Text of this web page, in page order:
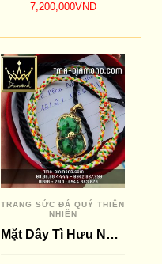
7,200,000VNĐ
THÊM VÀO GIỎ
SO SÁNH
TRANG SỨC ĐÁ QUÝ THIÊN
NHIÊN
Mặt Dây Tì Hưu Ngọc Cẩm Thạch